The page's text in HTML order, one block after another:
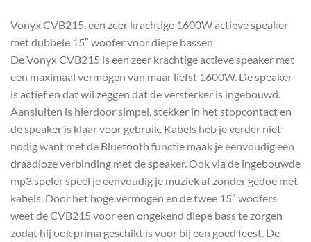
Vonyx CVB215, een zeer krachtige 1600W actieve speaker
met dubbele 15″ woofer voor diepe bassen
De Vonyx CVB215 is een zeer krachtige actieve speaker met
een maximaal vermogen van maar liefst 1600W. De speaker
is actief en dat wil zeggen dat de versterker is ingebouwd.
Aansluiten is hierdoor simpel, stekker in het stopcontact en
de speaker is klaar voor gebruik. Kabels heb je verder niet
nodig want met de Bluetooth functie maak je eenvoudig een
draadloze verbinding met de speaker. Ook via de ingebouwde
mp3 speler speel je eenvoudig je muziek af zonder gedoe met
kabels. Door het hoge vermogen en de twee 15″ woofers
weet de CVB215 voor een ongekend diepe bass te zorgen
zodat hij ook prima geschikt is voor bij een goed feest. De